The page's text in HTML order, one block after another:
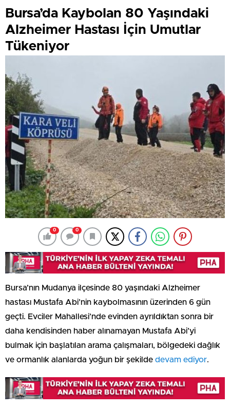
Bursa’da Kaybolan 80 Yaşındaki
Alzheimer Hastası İçin Umutlar
Tükeniyor
0 0
Bursa’nın Mudanya ilçesinde 80 yaşındaki Alzheimer
hastası Mustafa Abi’nin kaybolmasının üzerinden 6 gün
geçti. Evciler Mahallesi’nde evinden ayrıldıktan sonra bir
daha kendisinden haber alınamayan Mustafa Abi’yi
bulmak için başlatılan arama çalışmaları, bölgedeki dağlık
ve ormanlık alanlarda yoğun bir şekilde devam ediyor.